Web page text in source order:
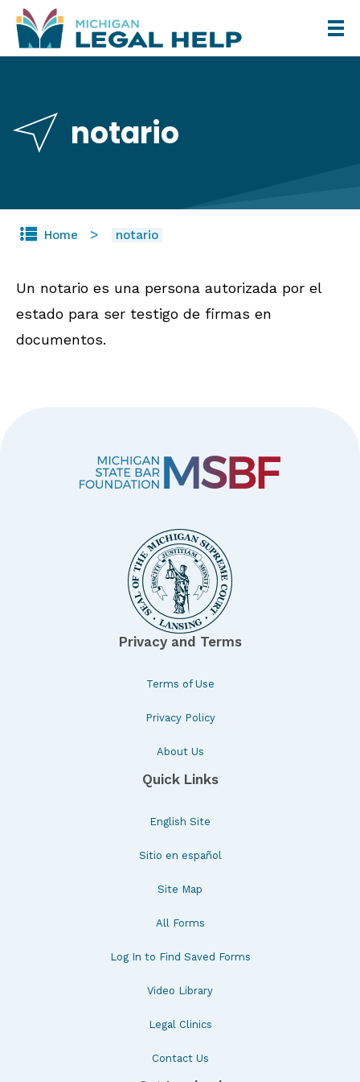
Skip
to
notario
Home notario
Un notario es una persona autorizada por el
estado para ser testigo de firmas en
documentos.
Privacy and Terms
Terms of Use
Privacy Policy
About Us
Quick Links
English Site
Sitio en español
Site Map
All Forms
Log In to Find Saved Forms
Video Library
Legal Clinics
Contact Us